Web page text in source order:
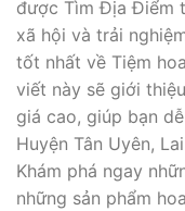
được Tìm Địa Điểm
xã hội và trải
tốt nhất về Tiệm
viết này sẽ giới
giá cao, giúp bạn
Huyện Tân Uyên,
Khám phá ngay
những sản phẩm